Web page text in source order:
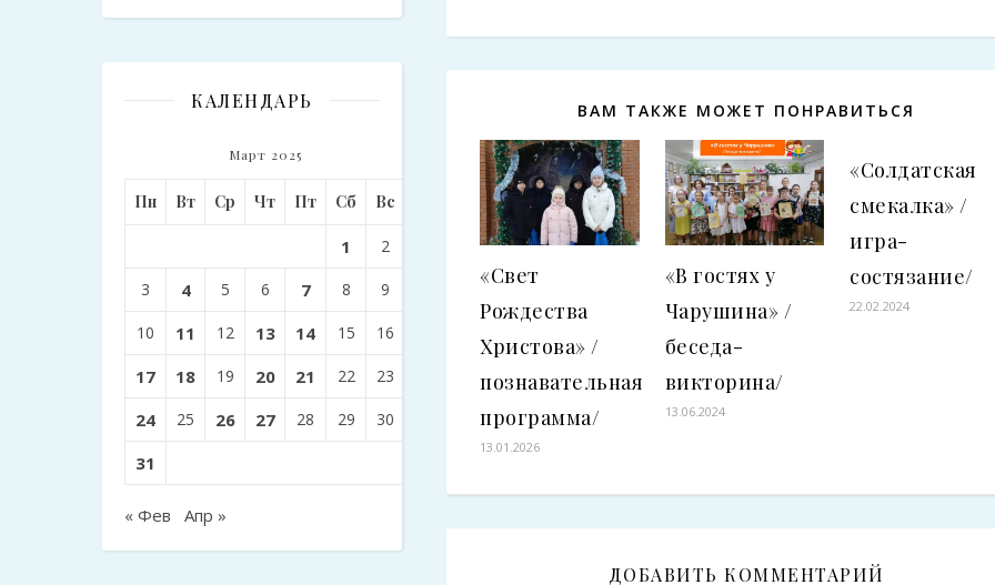
КАЛЕНДАРЬ
Март 2025
Пн Вт Ср Чт Пт Сб Вс
1 2
3 4 5 6 7 8 9
10 11 12 13 14 15 16
17 18 19 20 21 22 23
24 25 26 27 28 29 30
31
« Фев Апр »
ВАМ ТАКЖЕ МОЖЕТ ПОНРАВИТЬСЯ
«Свет
Рождества
Христова» /
познавательная
программа/
13.01.2026
«В гостях у
Чарушина» /
беседа-
викторина/
13.06.2024
«Солдатская
смекалка» /
игра-
состязание/
22.02.2024
ДОБАВИТЬ КОММЕНТАРИЙ